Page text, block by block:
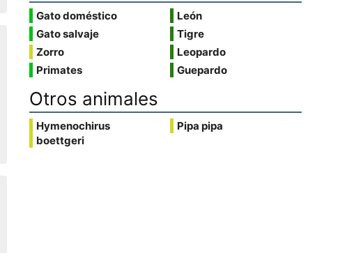
Gato doméstico
Gato salvaje
Zorro
Primates
León
Tigre
Leopardo
Guepardo
Otros animales
Hymenochirus
boettgeri
Pipa pipa